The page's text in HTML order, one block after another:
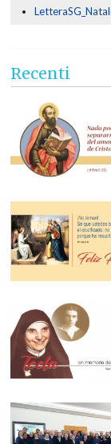
Recenti